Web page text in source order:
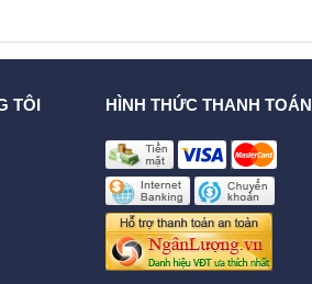
TÔI HÌNH THỨC THANH TOÁN